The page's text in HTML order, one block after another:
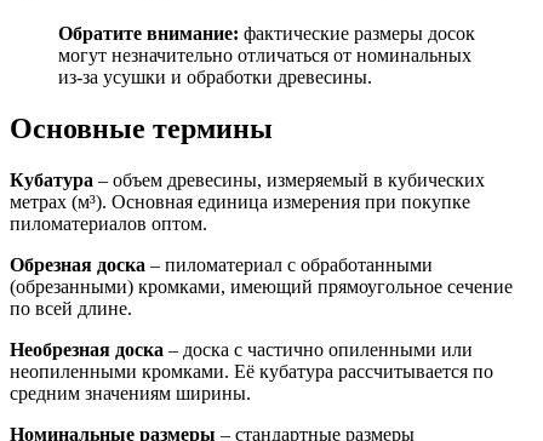
Обратите внимание: фактические размеры досок
могут незначительно отличаться от номинальных
из-за усушки и обработки древесины.
Основные термины
Кубатура – объем древесины, измеряемый в кубических
метрах (м³). Основная единица измерения при покупке
пиломатериалов оптом.
Обрезная доска – пиломатериал с обработанными
(обрезанными) кромками, имеющий прямоугольное сечение
по всей длине.
Необрезная доска – доска с частично опиленными или
неопиленными кромками. Её кубатура рассчитывается по
средним значениям ширины.
Номинальные размеры – стандартные размеры